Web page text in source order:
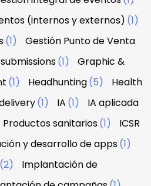
(internos y externos) (1)
(1)
Gestión Punto de Venta
(1)
Graphic &
(1) Headhunting(5)
Health
(1) IA (1)
IA aplicada
Productos sanitarios(1)
ICSR
y desarrollo de apps(1)
(2)
Implantación de